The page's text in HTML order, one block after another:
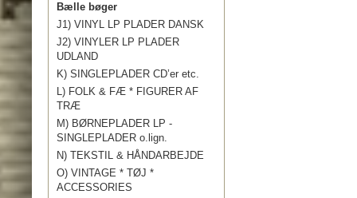
Bælle bøger
J1) VINYL LP PLADER DANSK
J2) VINYLER LP PLADER
UDLAND
K) SINGLEPLADER CD’er etc.
L) FOLK & FÆ * FIGURER AF
TRÆ
M) BØRNEPLADER LP -
SINGLEPLADER o.lign.
N) TEKSTIL & HÅNDARBEJDE
O) VINTAGE * TØJ *
ACCESSORIES